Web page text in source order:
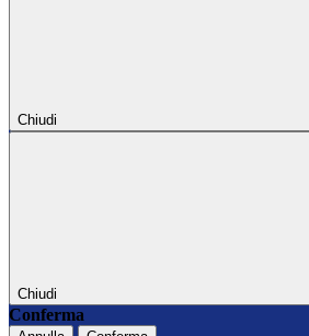
Chiudi
Chiudi
Conferma